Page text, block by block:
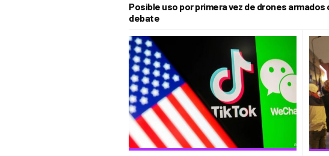
Posible uso por primera vez de drones
debate